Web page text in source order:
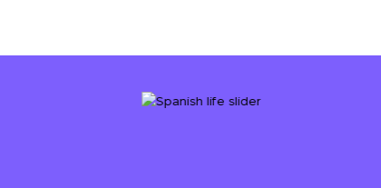
devolveremos la
llamada